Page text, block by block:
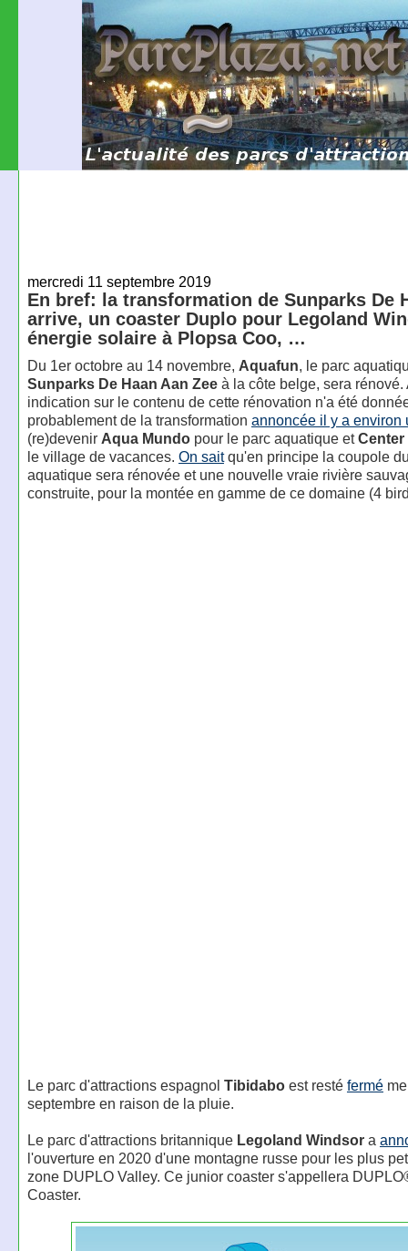
mercredi 11 septembre 2019
En bref: la transformation de Sunparks De
arrive, un coaster Duplo pour Legoland
énergie solaire à Plopsa Coo, …
Du 1er octobre au 14 novembre, Aquafun, le parc
Sunparks De Haan Aan Zeeà la côte belge, sera rénové.
indication sur le contenu de cette rénovation n'a été
probablement de la transformation annoncée il y a environ
(re)devenir Aqua Mundopour le parc aquatique etCenter
le village de vacances. On saitqu'en principe la coupole
aquatique sera rénovée et une nouvelle vraie rivière
construite, pour la montée en gamme de ce domaine (4
Le parc d'attractions espagnol Tibidaboest resté fermé
septembre en raison de la pluie.
Le parc d'attractions britannique Legoland Windsora
l'ouverture en 2020 d'une montagne russe pour les plus
zone DUPLO Valley. Ce junior coaster s'appellera
Coaster.